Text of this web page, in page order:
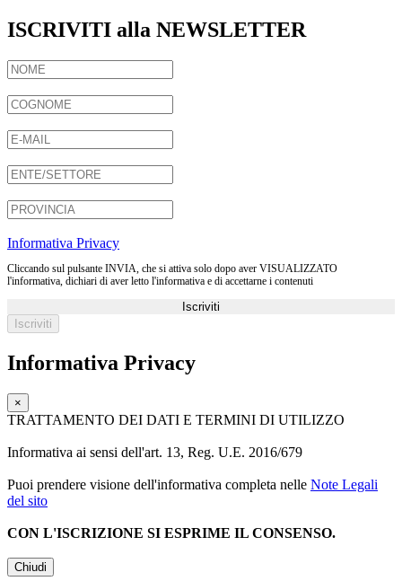
ISCRIVITI alla NEWSLETTER
Informativa Privacy
Cliccando sul pulsante INVIA, che si attiva solo dopo aver VISUALIZZATO
l'informativa, dichiari di aver letto l'informativa e di accettarne i contenuti
Iscriviti
Informativa Privacy
×
TRATTAMENTO DEI DATI E TERMINI DI UTILIZZO
Informativa ai sensi dell'art. 13, Reg. U.E. 2016/679
Puoi prendere visione dell'informativa completa nelle Note Legali
del sito
CON L'ISCRIZIONE SI ESPRIME IL CONSENSO.
Chiudi